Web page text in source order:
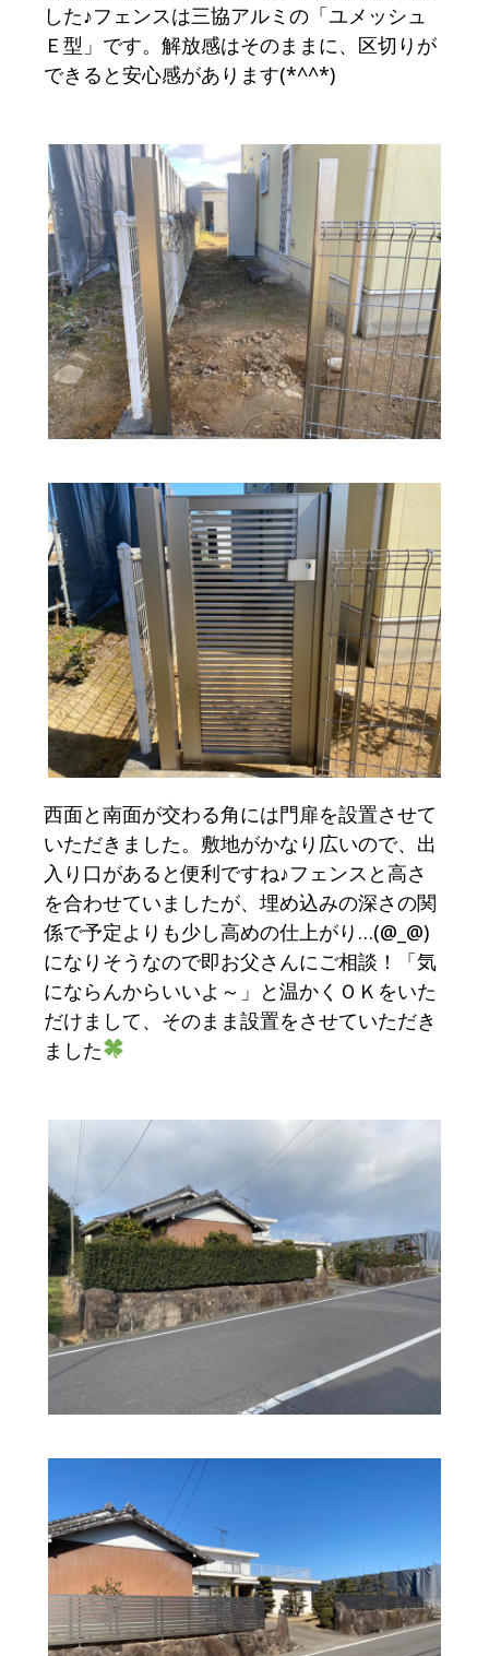
した♪フェンスは三協アルミの「ユメッシュ
Ｅ型」です。解放感はそのままに、区切りが
できると安心感があります(*^^*)
西面と南面が交わる角には門扉を設置させて
いただきました。敷地がかなり広いので、出
入り口があると便利ですね♪フェンスと高さ
を合わせていましたが、埋め込みの深さの関
係で予定よりも少し高めの仕上がり…(@_@)
になりそうなので即お父さんにご相談！「気
にならんからいいよ～」と温かくＯＫをいた
だけまして、そのまま設置をさせていただき
ました